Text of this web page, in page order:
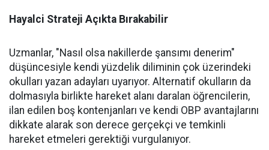
Hayalci Strateji Açıkta Bırakabilir
Uzmanlar, "Nasıl olsa nakillerde şansımı denerim"
düşüncesiyle kendi yüzdelik diliminin çok üzerindeki
okulları yazan adayları uyarıyor. Alternatif okulların da
dolmasıyla birlikte hareket alanı daralan öğrencilerin,
ilan edilen boş kontenjanları ve kendi OBP avantajlarını
dikkate alarak son derece gerçekçi ve temkinli
hareket etmeleri gerektiği vurgulanıyor.